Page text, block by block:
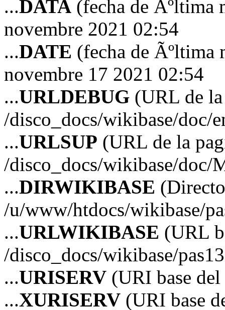
...DATA (fecha de Ãºltima
novembre 2021 02:54
...DATE (fecha de
novembre 17 2021 02:54
...URLDEBUG (URL de
/disco_docs/wikibase/doc/
...URLSUP (URL de la
/disco_docs/wikibase/doc/
...DIRWIKIBASE
/u/www/htdocs/wikibase/
...URLWIKIBASE (URL
/disco_docs/wikibase/pas13
...URISERV (URI base
...XURISERV (URI base